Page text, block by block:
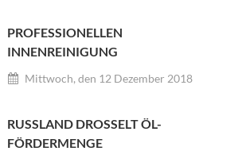
PROFESSIONELLEN
INNENREINIGUNG
Mittwoch, den 12 Dezember 2018
RUSSLAND DROSSELT ÖL- F
ÖRDERMENGE